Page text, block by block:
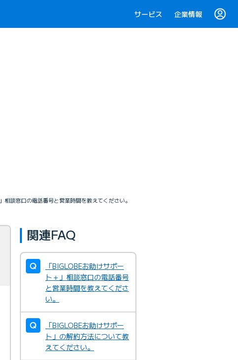
サービス 企業情報
相談窓口の電話番号と営業時間を教えてください。
関連FAQ
「BIGLOBEお助けサポー
ト＋」相談窓口の電話番号
と営業時間を教えてくださ
い。
「BIGLOBEお助けサポー
ト」の解約方法について教
えてください。